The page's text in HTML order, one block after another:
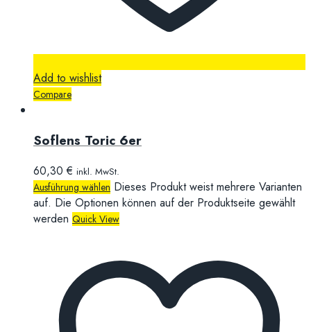
Add to wishlist
Compare
Soflens Toric 6er
60,30€ inkl. MwSt.
Ausführung wählen Dieses Produkt weist mehrere Varianten
auf. Die Optionen können auf der Produktseite gewählt
werden Quick View